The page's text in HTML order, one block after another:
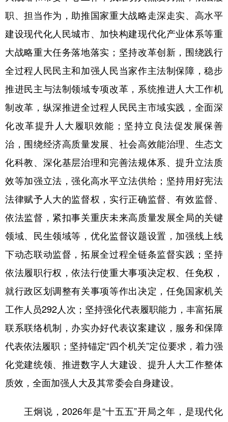
职、担当作为，助推国家重大战略走深走实、高水平
建设现代化人民城市、加快构建现代化产业体系等重
大战略重大任务落地落实；坚持改革创新，围绕践行
全过程人民民主和加强人民当家作主法制保障，稳步
推进民主与法制领域专项改革，系统推进人大工作机
制改革，纵深推进全过程人民民主市域实践，全面深
化改革提升人大履职效能；坚持立良法促发展保善
治，围绕经济高质量发展、社会高效能治理、生态文
化科教、深化基层治理和完善法规体系、提升立法质
效等加强立法，强化高水平立法供给；坚持用好宪法
法律赋予人大的监督权，实行正确监督、有效监督、
依法监督，紧扣事关重庆未来高质量发展全局的关键
领域、民生领域等，优化监督议题设置，加强线上线
下动态联动监督，拓展全过程全链条监督实践；坚持
依法履职行权，依法行使重大事项决定权、任免权，
就行政区划调整有关事项等作出决定，任免国家机关
工作人员292人次；坚持强化代表履职能力，丰富拓展
联系联络机制，办实办好代表议案建议，服务和保障
代表依法履职；坚持锚定“四个机关”定位要求，着力强
化党建统领、推进数字人大建设、提升人大工作整体
质效，全面加强人大及其常委会自身建设。
王炯说，2026年是“十五五”开局之年，是现代化